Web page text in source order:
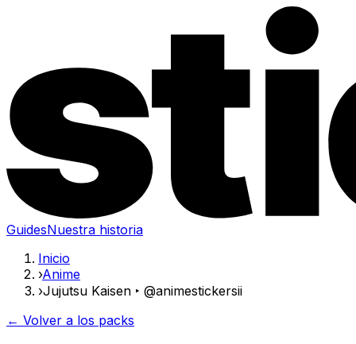
GuidesNuestra historia
Inicio
›Anime
›Jujutsu Kaisen ‣ @animestickersii
← Volver a los packs